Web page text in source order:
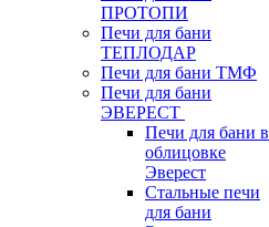
ПРОТОПИ
Печи для бани
ТЕПЛОДАР
Печи для бани ТМФ
Печи для бани
ЭВЕРЕСТ
Печи для бани в
облицовке
Эверест
Стальные печи
для бани